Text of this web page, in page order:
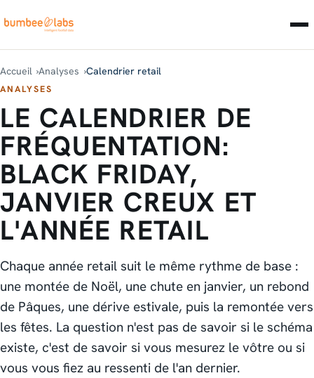
Accueil Analyses Calendrier retail
ANALYSES
LE CALENDRIER DE
FRÉQUENTATION:
BLACK FRIDAY,
JANVIER CREUX ET
L'ANNÉE RETAIL
Chaque année retail suit le même rythme de base :
une montée de Noël, une chute en janvier, un rebond
de Pâques, une dérive estivale, puis la remontée vers
les fêtes. La question n'est pas de savoir si le schéma
existe, c'est de savoir si vous mesurez le vôtre ou si
vous vous fiez au ressenti de l'an dernier.